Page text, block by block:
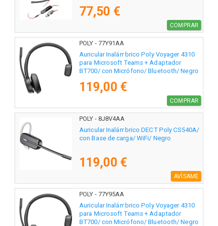
77,50 €
COMPRAR
POLY - 77Y91AA
Auricular Inalámbrico Poly Voyager 4310
para Microsoft Teams + Adaptador
BT700/ con Micrófono/ Bluetooth/ Negro
119,00 €
COMPRAR
POLY - 8J8V4AA
Auricular Inalámbrico DECT Poly CS540A/
con Base de carga/ WiFi/ Negro
119,00 €
AVÍSAME
POLY - 77Y95AA
Auricular Inalámbrico Poly Voyager 4310
para Microsoft Teams + Adaptador
BT700/ con Micrófono/ Bluetooth/ Negro